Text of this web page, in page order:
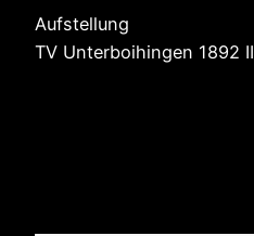
Aufstellung
TV Unterboihingen 1892 II